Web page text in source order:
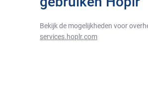
Bekijk de mogelijkheden voor
services.hoplr.com